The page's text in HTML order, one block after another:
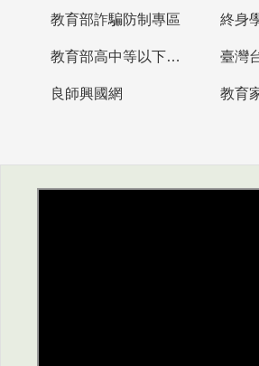
教育部詐騙防制專區 終身
教育部高中等以下學校及幼兒園教師資格檢定考試
良師興國網
教育